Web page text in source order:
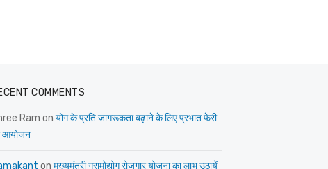
COMMENTS
Ram on योग के प्रति जागरूकता बढ़ाने के लिए प्रभात फेरी
आयोजन
on मुख्यमंत्री ग्रामोद्योग रोजगार योजना का लाभ उठायें